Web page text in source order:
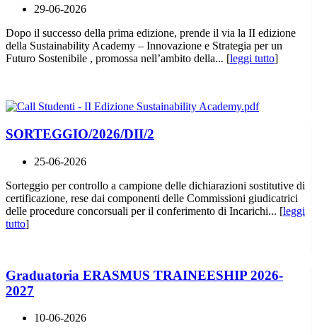
29-06-2026
Dopo il successo della prima edizione, prende il via la II edizione
della Sustainability Academy – Innovazione e Strategia per un
Futuro Sostenibile , promossa nell’ambito della... [leggi tutto]
SORTEGGIO/2026/DII/2
25-06-2026
Sorteggio per controllo a campione delle dichiarazioni sostitutive di
certificazione, rese dai componenti delle Commissioni giudicatrici
delle procedure concorsuali per il conferimento di Incarichi... [leggi
tutto]
Graduatoria ERASMUS TRAINEESHIP 2026-
2027
10-06-2026